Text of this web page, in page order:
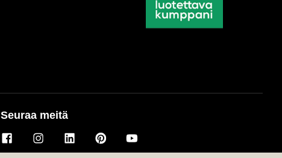
Seuraa meitä